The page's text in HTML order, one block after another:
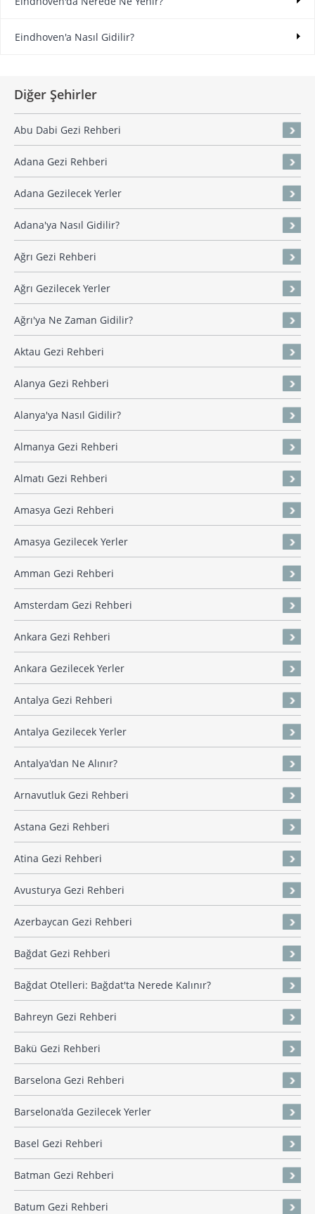
Eindhoven'a Nasıl Gidilir?
Diğer Şehirler
Abu Dabi Gezi Rehberi
Adana Gezi Rehberi
Adana Gezilecek Yerler
Adana'ya Nasıl Gidilir?
Ağrı Gezi Rehberi
Ağrı Gezilecek Yerler
Ağrı'ya Ne Zaman Gidilir?
Aktau Gezi Rehberi
Alanya Gezi Rehberi
Alanya'ya Nasıl Gidilir?
Almanya Gezi Rehberi
Almatı Gezi Rehberi
Amasya Gezi Rehberi
Amasya Gezilecek Yerler
Amman Gezi Rehberi
Amsterdam Gezi Rehberi
Ankara Gezi Rehberi
Ankara Gezilecek Yerler
Antalya Gezi Rehberi
Antalya Gezilecek Yerler
Antalya'dan Ne Alınır?
Arnavutluk Gezi Rehberi
Astana Gezi Rehberi
Atina Gezi Rehberi
Avusturya Gezi Rehberi
Azerbaycan Gezi Rehberi
Bağdat Gezi Rehberi
Bağdat Otelleri: Bağdat'ta Nerede Kalınır?
Bahreyn Gezi Rehberi
Bakü Gezi Rehberi
Barselona Gezi Rehberi
Barselona’da Gezilecek Yerler
Basel Gezi Rehberi
Batman Gezi Rehberi
Batum Gezi Rehberi